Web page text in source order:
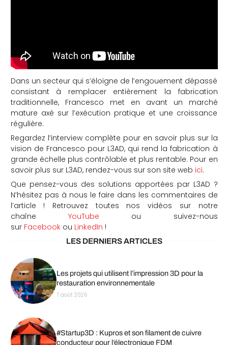
Dans un secteur qui s’éloigne de l’engouement dépassé
consistant à remplacer entièrement la fabrication
traditionnelle, Francesco met en avant un marché
mature axé sur l’exécution pratique et une croissance
régulière.
Regardez l’interview complète pour en savoir plus sur la
vision de Francesco pour L3AD, qui rend la fabrication à
grande échelle plus contrôlable et plus rentable. Pour en
savoir plus sur L3AD, rendez-vous sur son site web ici.
Que pensez-vous des solutions apportées par L3AD ?
N’hésitez pas à nous le faire dans les commentaires de
l’article ! Retrouvez toutes nos vidéos sur notre
chaîne YouTube ou suivez-nous
sur Facebookou LinkedIn !
LES DERNIERS ARTICLES
Les projets qui utilisent l’impression 3D pour la
restauration environnementale
7 août 2026
#Startup3D : Kupros et son filament de cuivre
conducteur pour l’électronique FDM